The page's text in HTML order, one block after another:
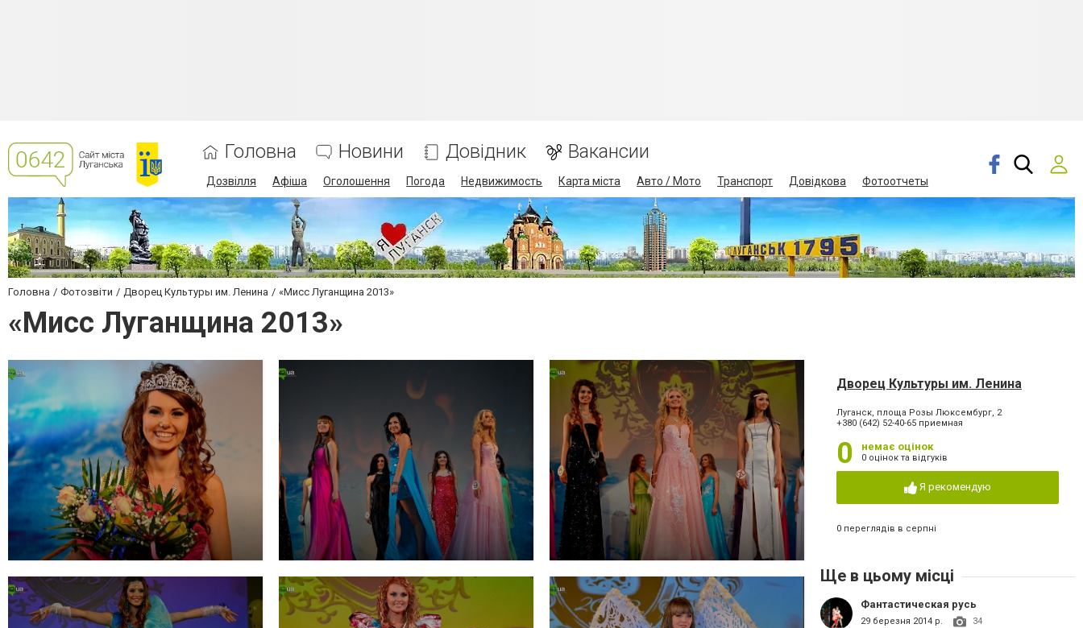
Головна Новини Довідник Вакансии
Дозвілля Афіша Оголошення Погода Недвижимость Карта міста Авто / Мото Транспорт Довідкова Фотоотчеты
Головна Фотозвіти Дворец Культуры им. Ленина «Мисс Луганщина 2013»
«Мисс Луганщина 2013»
Дворец Культуры им. Ленина
Луганск, площа Розы Люксембург, 2
+380 (642) 52-40-65 приемная
0 немає оцінок
0 оцінок та відгуків
Я рекомендую
0 переглядів в серпні
Ще в цьому місці
Фантастическая русь
29 березня 2014 р. 34